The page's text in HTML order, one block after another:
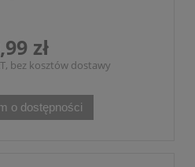
zł
bez kosztów dostawy
o dostępności